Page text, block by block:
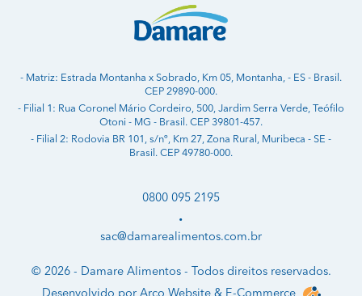
- Matriz: Estrada Montanha x Sobrado, Km 05, Montanha, - ES - Brasil.
CEP 29890-000.
- Filial 1: Rua Coronel Mário Cordeiro, 500, Jardim Serra Verde, Teófilo
Otoni - MG - Brasil. CEP 39801-457.
- Filial 2: Rodovia BR 101, s/nº, Km 27, Zona Rural, Muribeca - SE -
Brasil. CEP 49780-000.
0800 095 2195
•
sac@damarealimentos.com.br
© 2026 - Damare Alimentos - Todos direitos reservados.
Desenvolvido por Arco Website & E-Commerce